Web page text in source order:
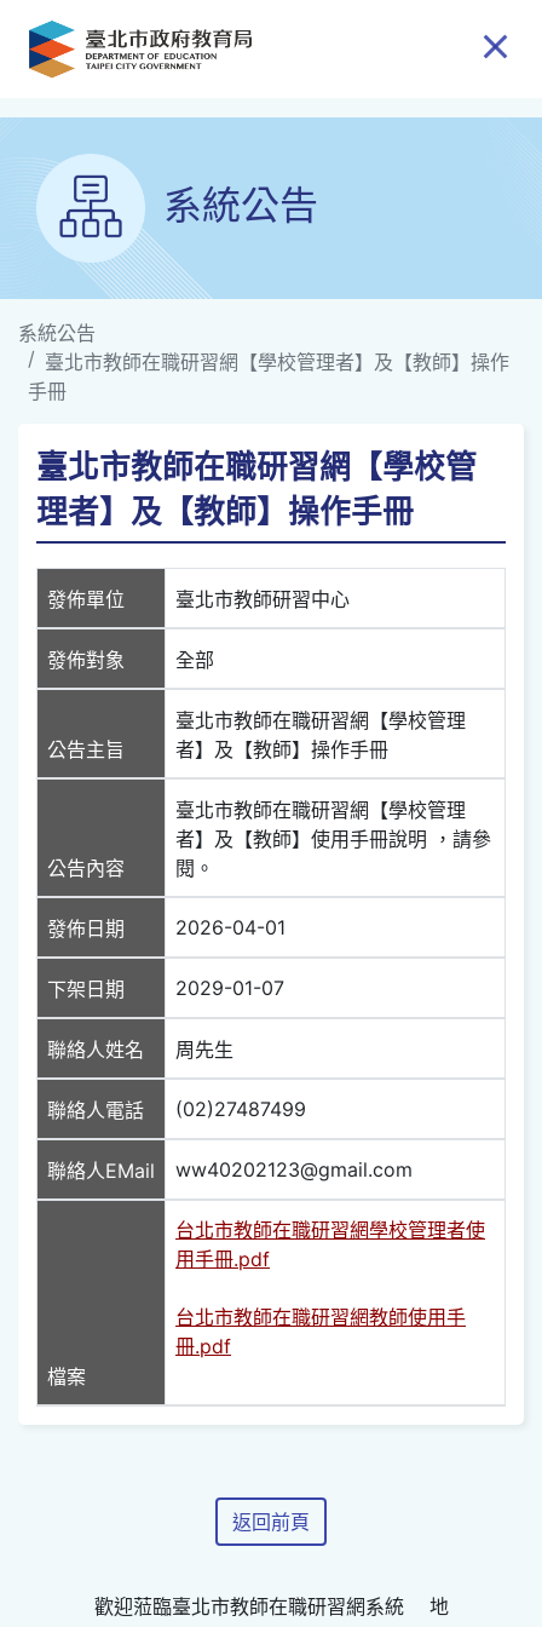
跳到主要內容
系統公告
系統公告
臺北市教師在職研習網【學校管理者】及【教師】操作
手冊
臺北市教師在職研習網【學校管
理者】及【教師】操作手冊
發佈單位 臺北市教師研習中心
發佈對象 全部
公告主旨
臺北市教師在職研習網【學校管理
者】及【教師】操作手冊
公告內容
臺北市教師在職研習網【學校管理
者】及【教師】使用手冊說明 ，請參
閱。
發佈日期 2026-04-01
下架日期 2029-01-07
聯絡人姓名 周先生
聯絡人電話 (02)27487499
聯絡人EMail ww40202123@gmail.com
檔案
台北市教師在職研習網學校管理者使
用手冊.pdf
台北市教師在職研習網教師使用手
冊.pdf
返回前頁
歡迎蒞臨臺北市教師在職研習網系統 地